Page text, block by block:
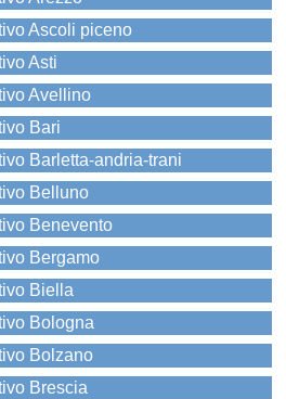
Ascoli piceno
Asti
Avellino
Bari
Barletta-andria-trani
Belluno
Benevento
Bergamo
Biella
Bologna
Bolzano
Brescia